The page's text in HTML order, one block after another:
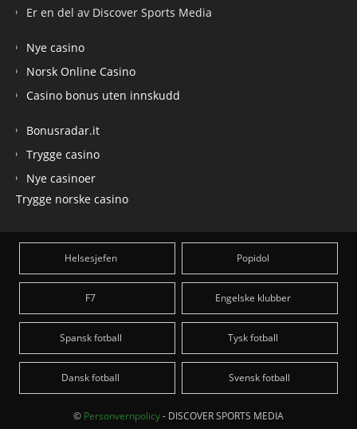
Er en del av Discover Sports Media
Nye casino
Norsk Online Casino
Casino bonus uten innskudd
Bonusradar.it
Trygge casino
Nye casinoer
Trygge norske casino
Helsesjefen Popidol
F7 Engelske klubber
Spansk fotball Tysk fotball
Dansk fotball Svensk fotball
© Personvernpolicy- DISCOVER SPORTS MEDIA